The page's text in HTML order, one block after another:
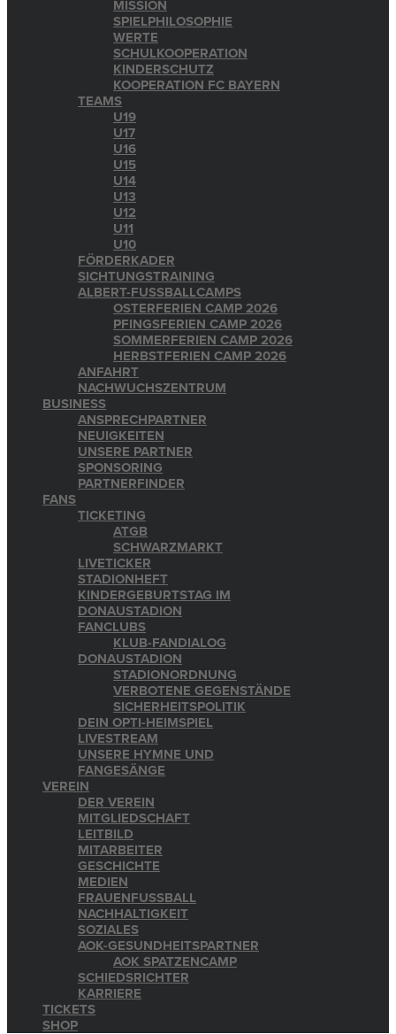
MISSION
SPIELPHILOSOPHIE
WERTE
SCHULKOOPERATION
KINDERSCHUTZ
KOOPERATION FC BAYERN
TEAMS
U19
U17
U16
U15
U14
U13
U12
U11
U10
FÖRDERKADER
SICHTUNGSTRAINING
ALBERT-FUSSBALLCAMPS
OSTERFERIEN CAMP 2026
PFINGSFERIEN CAMP 2026
SOMMERFERIEN CAMP 2026
HERBSTFERIEN CAMP 2026
ANFAHRT
NACHWUCHSZENTRUM
BUSINESS
ANSPRECHPARTNER
NEUIGKEITEN
UNSERE PARTNER
SPONSORING
PARTNERFINDER
FANS
TICKETING
ATGB
SCHWARZMARKT
LIVETICKER
STADIONHEFT
KINDERGEBURTSTAG IM
DONAUSTADION
FANCLUBS
KLUB-FANDIALOG
DONAUSTADION
STADIONORDNUNG
VERBOTENE GEGENSTÄNDE
SICHERHEITSPOLITIK
DEIN OPTI-HEIMSPIEL
LIVESTREAM
UNSERE HYMNE UND
FANGESÄNGE
VEREIN
DER VEREIN
MITGLIEDSCHAFT
LEITBILD
MITARBEITER
GESCHICHTE
MEDIEN
FRAUENFUSSBALL
NACHHALTIGKEIT
SOZIALES
AOK-GESUNDHEITSPARTNER
AOK SPATZENCAMP
SCHIEDSRICHTER
KARRIERE
TICKETS
SHOP